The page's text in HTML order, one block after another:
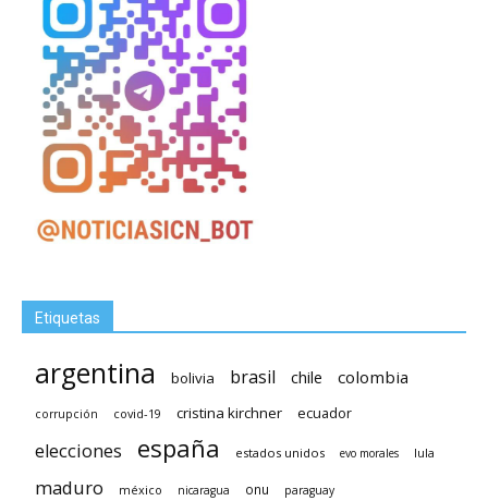
Etiquetas
argentina bolivia brasil chile colombia
corrupción covid-19 cristina kirchner ecuador
elecciones españa estados unidos evo morales lula
maduro méxico nicaragua onu paraguay